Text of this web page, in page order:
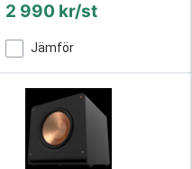
2 990 kr/st
Jämför